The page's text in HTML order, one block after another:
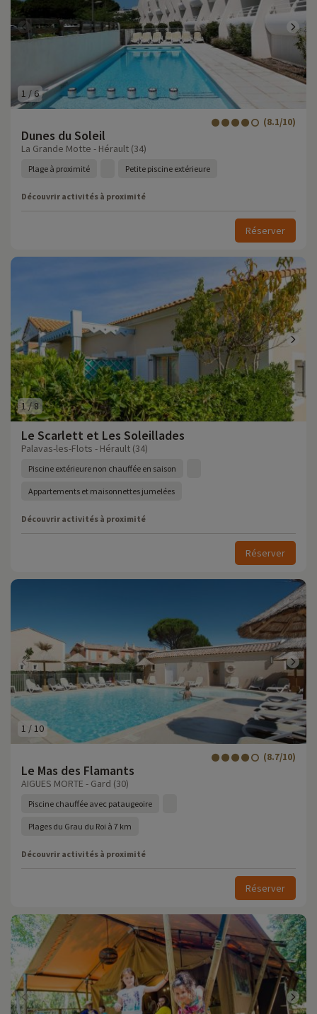
1 / 6
Dunes du Soleil
(8.1/10)
La Grande Motte - Hérault (34)
Plage à proximité Petite piscine extérieure
Découvrir activités à proximité
Réserver
1/8
Le Scarlett et Les Soleillades
Palavas-les-Flots - Hérault (34)
Piscine extérieure non chauffée en saison
Appartements et maisonnettes jumelées
Découvrir activités à proximité
Réserver
1 /10
Le Mas des Flamants
(8.7/10)
AIGUES MORTE - Gard (30)
Piscine chauffée avec pataugeoire
Plages du Grau du Roi à 7 km
Découvrir activités à proximité
Réserver